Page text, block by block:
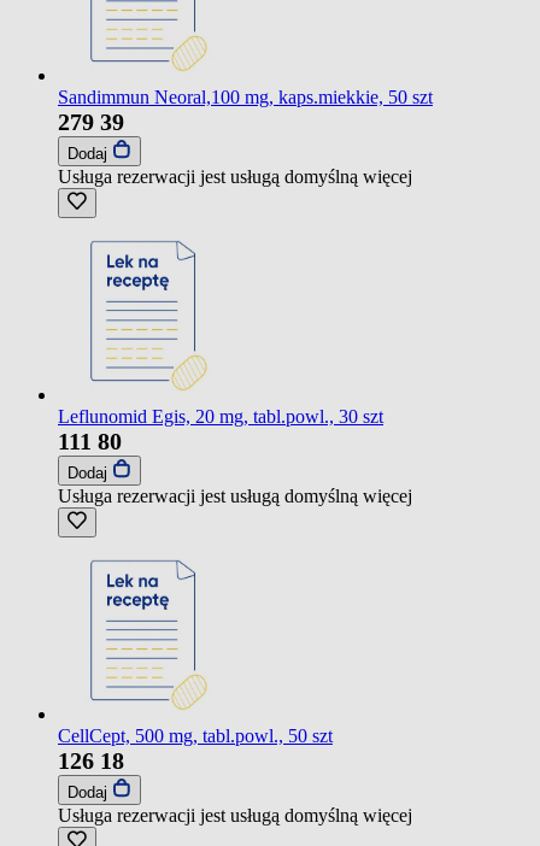
Sandimmun Neoral,100 mg, kaps.miekkie, 50 szt
279 39
Dodaj
Usługa rezerwacji jest usługą domyślną więcej
Leflunomid Egis, 20 mg, tabl.powl., 30 szt
111 80
Dodaj
Usługa rezerwacji jest usługą domyślną więcej
CellCept, 500 mg, tabl.powl., 50 szt
126 18
Dodaj
Usługa rezerwacji jest usługą domyślną więcej